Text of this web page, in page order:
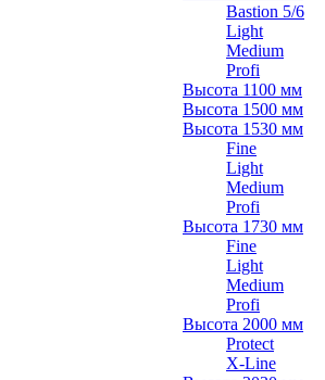
Bastion 5/6
Light
Medium
Profi
Высота 1100 мм
Высота 1500 мм
Высота 1530 мм
Fine
Light
Medium
Profi
Высота 1730 мм
Fine
Light
Medium
Profi
Высота 2000 мм
Protect
X-Line